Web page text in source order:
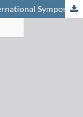
Vorschau HPLC'91 Einladung zum '15th International Symposium on Column Liquid Chromatography HPLC'91', 3. bis 7. Juni 1991, Basel